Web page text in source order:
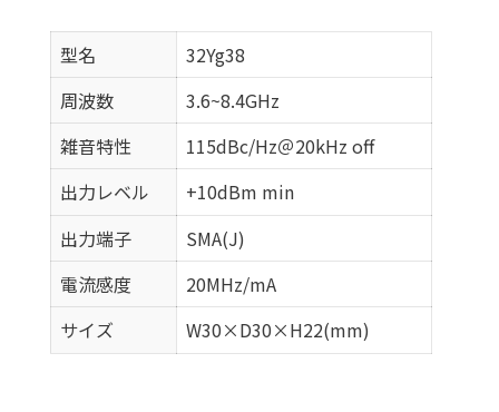
型名
32Yg38
周波数
3.6~8.4GHz
雑音特性
115dBc/Hz＠20kHz off
出力レベル
+10dBm min
出力端子
SMA(J)
電流感度
20MHz/mA
サイズ
W30×D30×H22(mm)